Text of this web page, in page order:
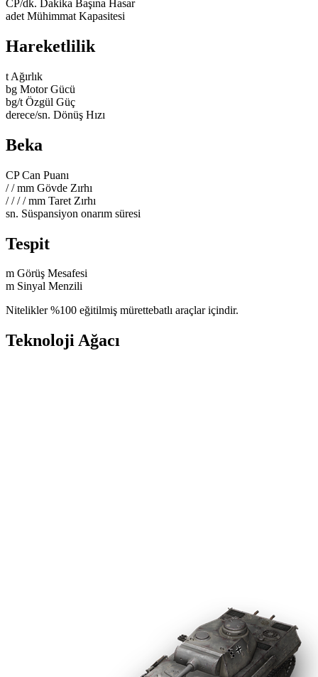
CP/dk.
Dakika Başına Hasar
adet Mühimmat Kapasitesi
Hareketlilik
t Ağırlık
bg Motor Gücü
bg/t Özgül Güç
derece/sn. Dönüş Hızı
Beka
CPCan Puanı
//mm Gövde Zırhı
////mm Taret Zırhı
sn. Süspansiyon onarım süresi
Tespit
m Görüş Mesafesi
m Sinyal Menzili
Nitelikler %100 eğitilmiş mürettebatlı araçlar içindir.
Teknoloji Ağacı